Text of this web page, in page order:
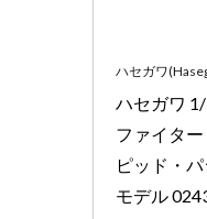
ハセガワ
ハセガワ
ファイタ
ピッド・
モデル